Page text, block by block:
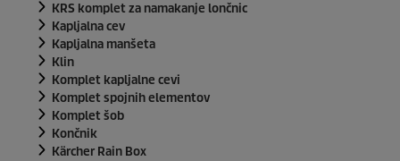
KRS komplet za namakanje lončnic
Kapljalna cev
Kapljalna manšeta
Klin
Komplet kapljalne cevi
Komplet spojnih elementov
Komplet šob
Končnik
Kärcher Rain Box